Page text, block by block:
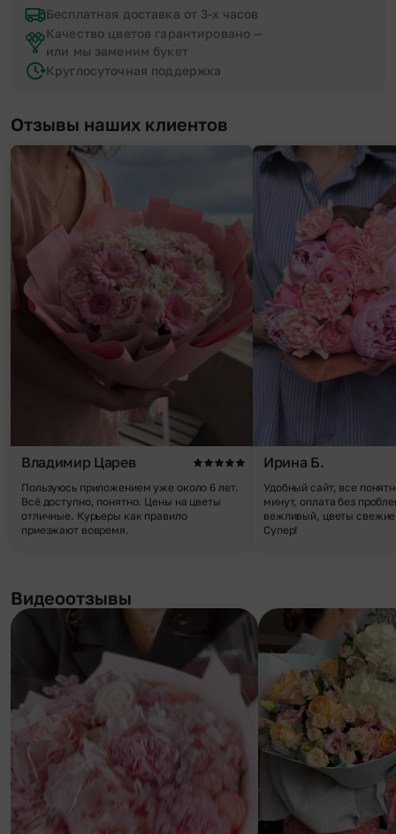
Бесплатная доставка от 3-х часов
Качество цветов гарантировано —
или мы заменим букет
Круглосуточная поддержка
Отзывы наших клиентов
Владимир Царев
Пользуюсь приложением уже около 6 лет.
Всё доступно, понятно. Цены на цветы
отличные. Курьеры как правило
приезжают вовремя.
Ирина Б.
Удобный сайт, все
минут, оплата без
вежливый, цветы
Супер!
Видеоотзывы